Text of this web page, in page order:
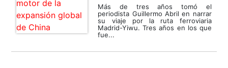
Más de tres años tomó el
periodista Guillermo Abril en narrar
su viaje por la ruta ferroviaria
Madrid-Yiwu. Tres años en los que
fue...